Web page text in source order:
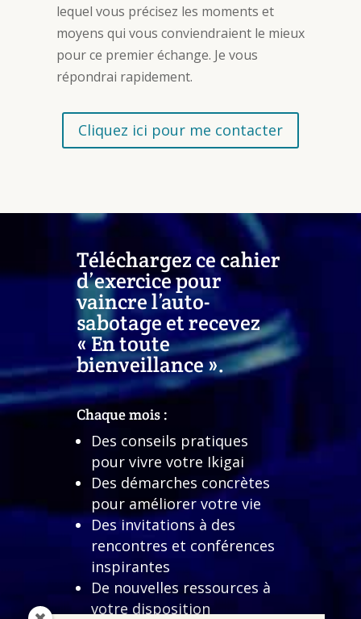
lequel vous précisez les moments et
moyens qui vous conviendraient le mieux
pour ce premier échange. Je vous
répondrai rapidement.
Cliquez ici pour me contacter
Téléchargez ce cahier
d’exercice pour
vaincre l’auto-
sabotage et recevez
« En toute
bienveillance ».
Chaque mois :
Des conseils pratiques
pour vivre votre Ikigai
Des démarches concrètes
pour améliorer votre vie
Des invitations à des
rencontres et conférences
inspirantes
De nouvelles ressources à
votre disposition